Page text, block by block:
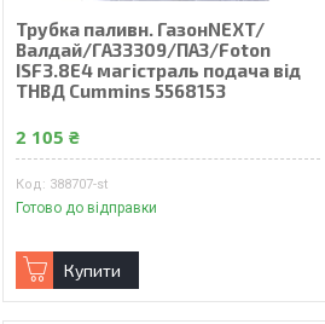
Трубка паливн. ГазонNEXT/
Валдай/ГАЗ3309/ПАЗ/Foton
ISF3.8E4 магістраль подача від
ТНВД Cummins 5568153
2 105 ₴
388707-st
Готово до відправки
Купити